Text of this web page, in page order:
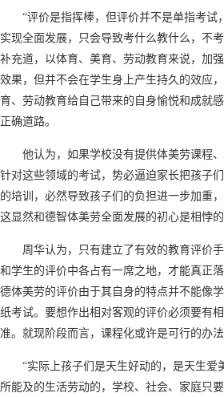
“评价是指挥棒，但评价并不是单指考试
实现全面发展，只会导致考什么教什么，不
补充道，以体育、美育、劳动教育来说，加
效果，但并不会在学生身上产生持久的效应
育、劳动教育给自己带来的自身愉悦和成就
正确道路。
他认为，如果学校没有提供体美劳课程
针对这些领域的考试，势必逼迫家长把孩子
的培训，必然导致孩子们的负担进一步加重
这显然和德智体美劳全面发展的初心是相悖的
周华认为，只有建立了有效的教育评价
和学生的评价中各占有一席之地，才能真正
德体美劳的评价由于其自身的特点并不能像
纸考试。要想作出相对客观的评价必须要有
准。就现阶段而言，课程化或许是可行的办
“实际上孩子们是天生好动的，是天生爱
所能及的生活劳动的，学校、社会、家庭只